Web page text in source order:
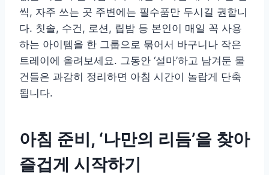
씩, 자주 쓰는 곳 주변에는 필수품만 두시길 권합니
다. 칫솔, 수건, 로션, 립밤 등 본인이 매일 꼭 사용
하는 아이템을 한 그룹으로 묶어서 바구니나 작은
트레이에 올려보세요. 그동안 ‘설마’하고 남겨둔 물
건들은 과감히 정리하면 아침 시간이 놀랍게 단축
됩니다.
아침 준비, ‘나만의 리듬’을 찾아
즐겁게 시작하기